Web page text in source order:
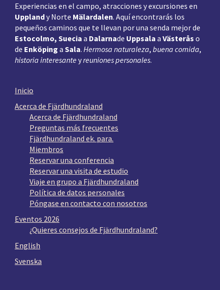
Experiencias en el campo, atracciones y excursiones en
Upplandy Norte Mälardalen. Aquí encontrarás los
pequeños caminos que te llevan por una senda mejor de
Estocolmo, Suecia a Dalarnade Uppsala a Västerås o
de Enköping a Sala. Hermosa naturaleza, buena comida,
historia interesante yreuniones personales.
Inicio
Acerca de Fjärdhundraland
Acerca de Fjärdhundraland
Preguntas más frecuentes
Fjärdhundraland ek. para.
Miembros
Reservar una conferencia
Reservar una visita de estudio
Viaje en grupo a Fjärdhundraland
Política de datos personales
Póngase en contacto con nosotros
Eventos 2026
¿Quieres consejos de Fjärdhundraland?
English
Svenska